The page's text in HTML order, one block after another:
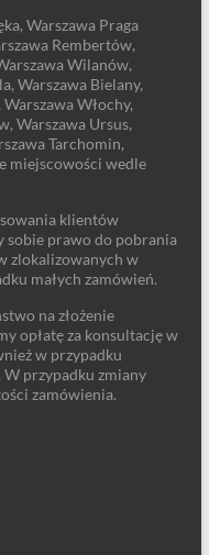
Warszawa Praga
Rembertów,
Wilanów,
Warszawa Bielany,
Włochy,
Warszawa Ursus,
Tarchomin,
miejscowości wedle
klientów
sobie prawo do pobrania
zlokalizowanych w
małych zamówień.
na złożenie
opłatę za konsultację w
w przypadku
przypadku zmiany
zamówienia.